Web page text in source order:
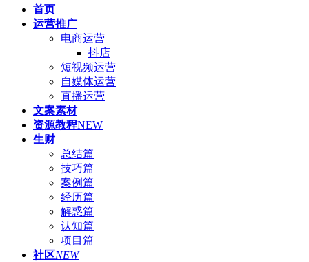
首页
运营推广
电商运营
抖店
短视频运营
自媒体运营
直播运营
文案素材
资源教程NEW
生财
总结篇
技巧篇
案例篇
经历篇
解惑篇
认知篇
项目篇
社区NEW